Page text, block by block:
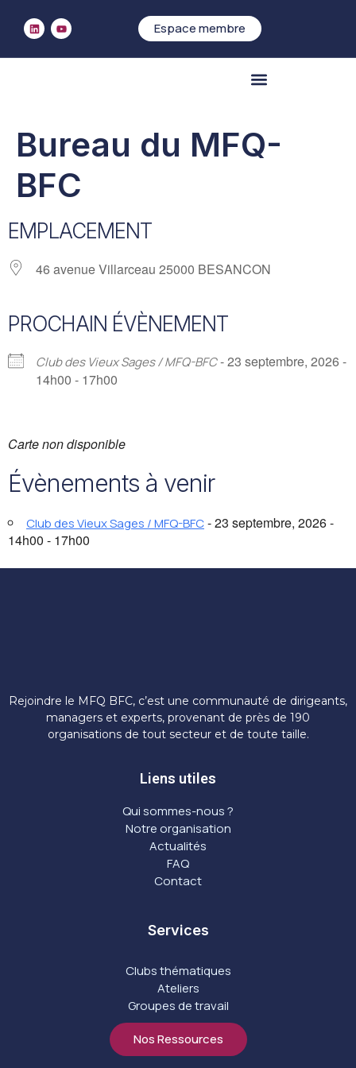
Espace membre
Bureau du MFQ-
BFC
EMPLACEMENT
46 avenue Villarceau 25000 BESANCON
PROCHAIN ÉVÈNEMENT
Club des Vieux Sages / MFQ-BFC- 23 septembre, 2026 -
14h00 - 17h00
Carte non disponible
Évènements à venir
Club des Vieux Sages / MFQ-BFC- 23 septembre, 2026 -
14h00 - 17h00
Rejoindre le MFQ BFC, c’est une communauté de dirigeants,
managers et experts, provenant de près de 190
organisations de tout secteur et de toute taille.
Liens utiles
Qui sommes-nous ?
Notre organisation
Actualités
FAQ
Contact
Services
Clubs thématiques
Ateliers
Groupes de travail
Nos Ressources